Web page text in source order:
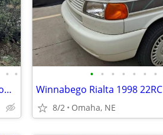
• •
2024 LANCE 2445 TRAILER - $57,400 (Papillion NE)
• • • • • • •
Winnabego Rialta 1998 22RC
8/2 Omaha, NE